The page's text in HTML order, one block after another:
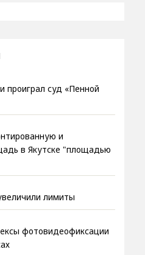
проиграл суд «Пенной
и
в Якутске "площадью
лимиты
фотовидеофиксации